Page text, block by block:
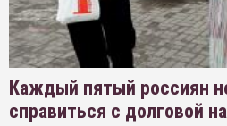
Каждый пятый россиян
справиться с долговой